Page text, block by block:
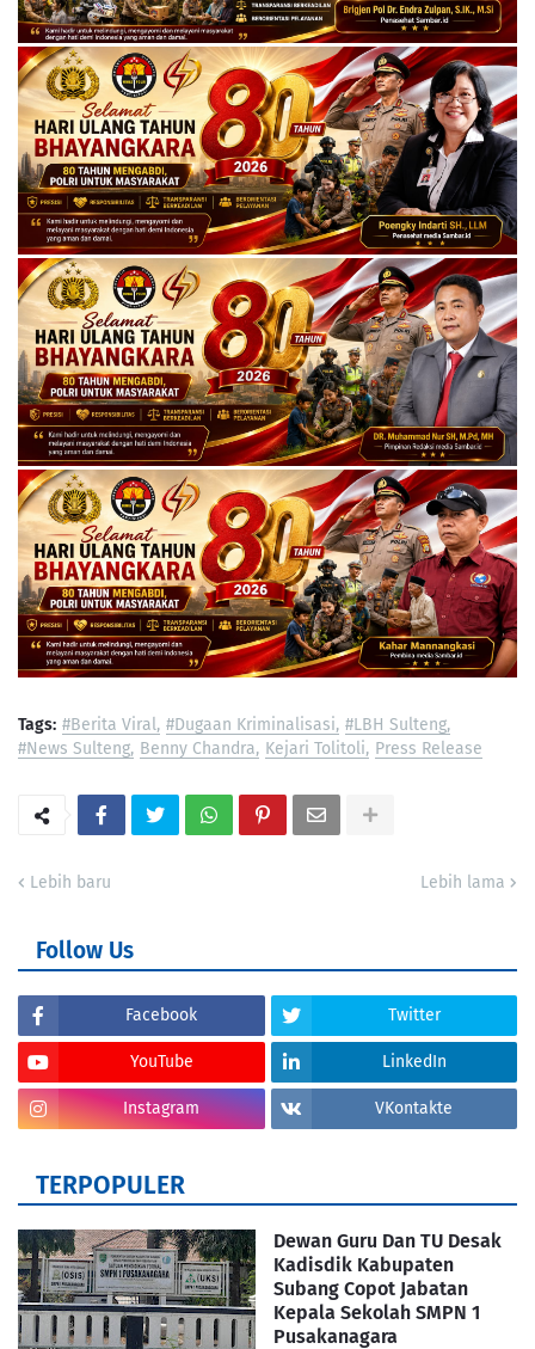
Tags: #Berita Viral #Dugaan Kriminalisasi #LBH Sulteng
#News Sulteng Benny Chandra Kejari Tolitoli Press Release
Lebih baru Lebih lama
Follow Us
Facebook Twitter
YouTube LinkedIn
Instagram VKontakte
TERPOPULER
Dewan Guru Dan TU Desak
Kadisdik Kabupaten
Subang Copot Jabatan
Kepala Sekolah SMPN 1
Pusakanagara